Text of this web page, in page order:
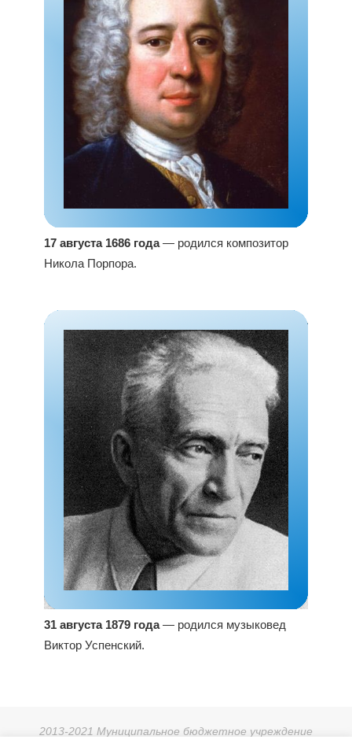
17 августа 1686 года— родился композитор
Никола Порпора.
31 августа 1879 года— родился музыковед
Виктор Успенский.
2013-2021 Муниципальное бюджетное учреждение